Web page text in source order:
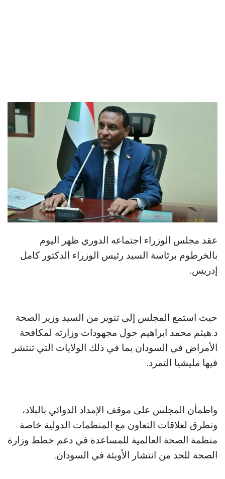
عقد مجلس الوزراء اجتماعه الدوري ظهر اليوم
بالخرطوم برئاسة السيد رئيس الوزراء الدكتور كامل
إدريس.
حيث استمع المجلس إلى تنوير من السيد وزير الصحة
د.هيثم محمد ابراهيم حول مجهودات وزارته لمكافحة
الأمراض في السودان بما في ذلك الولايات التي تنتشر
فيها مليشيا التمرد.
واطمأن المجلس على موقف الإمداد الدوائي بالبلاد،
وتطرق لعلاقات التعاون مع المنظمات الدولية خاصة
منظمة الصحة العالمية للمساعدة في دعم خطط وزارة
الصحة للحد من انتشار الأوبئة في السودان.